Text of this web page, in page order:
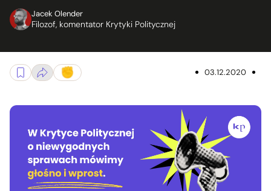
Jacek Olender
Filozof, komentator Krytyki Politycznej
03.12.2020